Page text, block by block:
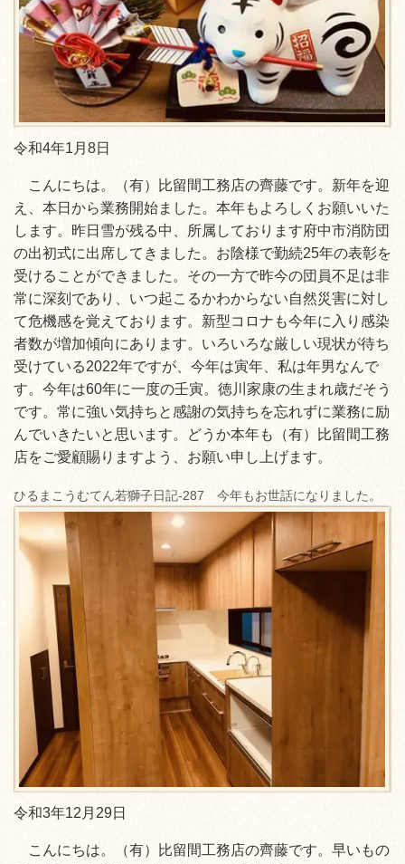
令和4年1月8日
こんにちは。（有）比留間工務店の齊藤です。新年を迎
え、本日から業務開始ました。本年もよろしくお願いいた
します。昨日雪が残る中、所属しております府中市消防団
の出初式に出席してきました。お陰様で勤続25年の表彰を
受けることができました。その一方で昨今の団員不足は非
常に深刻であり、いつ起こるかわからない自然災害に対し
て危機感を覚えております。新型コロナも今年に入り感染
者数が増加傾向にあります。いろいろな厳しい現状が待ち
受けている2022年ですが、今年は寅年、私は年男なんで
す。今年は60年に一度の壬寅。徳川家康の生まれ歳だそう
です。常に強い気持ちと感謝の気持ちを忘れずに業務に励
んでいきたいと思います。どうか本年も（有）比留間工務
店をご愛顧賜りますよう、お願い申し上げます。
ひるまこうむてん若獅子日記-287 今年もお世話になりました。
令和3年12月29日
こんにちは。（有）比留間工務店の齊藤です。早いもの